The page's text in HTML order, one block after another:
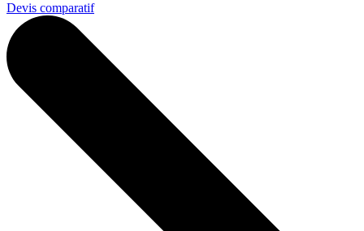
Devis comparatif